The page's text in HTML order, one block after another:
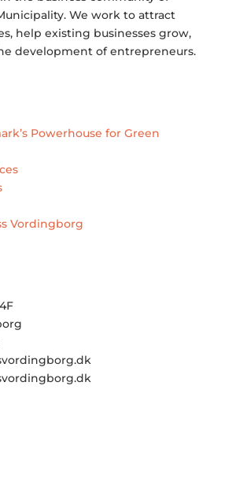
We work to attract
help existing businesses grow,
development of entrepreneurs.
Powerhouse for Green
Vordingborg